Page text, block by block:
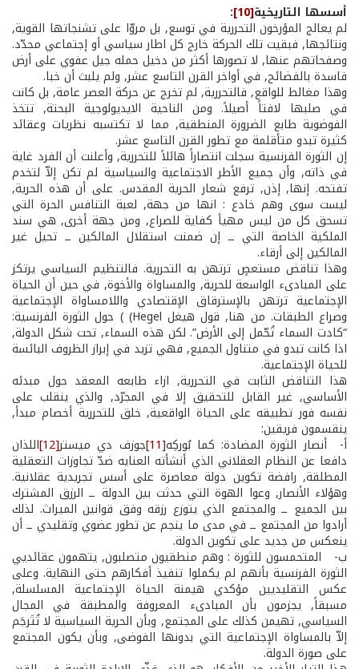
أسسها التاريخية[10]
:
لم يعالج المؤرخون التحررية في توسع, بل مروّا على تشنجاتها القوية,
ونتائجها, فبقيت تلك الحركة خارج كل اطار سياسي أو إجتماعي محدّد.
وصفحاتهم عنها, لا تصورها أكثر من دخيل حمله جيل عفوي على أرض
فاسدة بالفضائح, في أواخر القرن التاسع عشر, ولم يلبث أن خبا.
وهذا مغالط للواقع, فالتحررية, لم تخرج عن حركة العصر عامة, بل كانت
في صلبها لافتاً أصيلاً. ومن الناحية الايديولوجية البحتة, تتخذ
الفوضوية طابع الضرورة المنطقية, مما لا تكتسبه نظريات وعقائد
كثيرة تبدو متأقلمة مع تطور القرن التاسع عشر.
إن الثورة الفرنسية سجلت انتصاراً هائلاً للتحررية, وأعلنت أن الفرد غاية
في ذاته, وأن جميع الأطر الاجتماعية والسياسية لم تكن إلاّ لتخدم
تفتحه. إنها, إذن, ترفع شعار الحرية المقدس. على أن هذه الحرية,
ليست سوى وهم خادع : انها من جهة, لعبة التنافس الحرة التي
تسحق كل من ليس مهيأ كفاية للصراع, ومن جهة أخرى, هي سند
الملكية الخاصة التي ــ إن ضمنت استقلال المالكين ــ تحيل غير
المالكين إلى أرقاء.
وهذا تناقض مستعصٍ ترتهن به التحررية. فالتنظيم السياسي يرتكز
على المبادىء الواسعة للحرية, والمساواة والأخوة, في حين أن الحياة
الإجتماعية ترتهن بالإسترقاق الإقتصادي واللامساواة الإجتماعية
وصراع الطبقات. من هنا, قول هيغل Hegel) ) حول الثورة الفرنسية:
“كادت السماء تُحّمل إلى الأرض”. لكن هذه السماء, تحت شكل الدولة,
اذا كانت تبدو في متناول الجميع, فهي تزيد في إبراز الظروف البائسة
للحياة الإجتماعية.
هذا التناقض الثابت في التحررية, ازاء طابعه المعقد حول مبدئه
الأساسي, غير القابل للتحقيق إلا في المجرّد, والذي ينقلب على
نفسه فور تطبيقه على الحياة الواقعية, خلق للتحررية أخصام مبدأ,
ينقسمون فريقين:
أ- ­ أنصار الثورة المضادة: كما بُوركِه[11] جوزف دي ميستر[12] اللذان
دافعا عن النظام العقلاني الذي أنشأته العنايه ضدّ تجاوزات التعقلية
المطلقة, رافضة تكوين دولة معاصرة على أسس تجريدية عقلانية.
وهؤلاء الأنصار, وعوا الهوة التي حدثت بين الدولة ــ الرزق المشترك
بين الجميع ــ والمجتمع الذي يتوزع رزقه وفق قوانين الميراث. لذلك
أرادوا من المجتمع ــ في مدى ما ينجم عن تطور عضوي وتقليدي ــ أن
ينعكس من جديد على تكوين الدولة.
ب- ­ المتحمسون للثورة : وهم منطقيون متصلبون, يتهمون عقائديي
الثورة الفرنسية بأنهم لم يكملوا تنفيذ أفكارهم حتى النهاية. وعلى
عكس التقليديين مؤكدي هيمنة الحياة الإجتماعية المسلسلة,
مسبقاً, يجزمون بأن المبادىء المعروفة والمطبقة في المجال
السياسي, تهيمن كذلك على المجتمع, وبأن الحرية السياسية لا تُتَرجَم
إلاّ بالمساواة الإجتماعية التي بدونها الفوضى, وبأن يكون المجتمع
على صورة الدولة.